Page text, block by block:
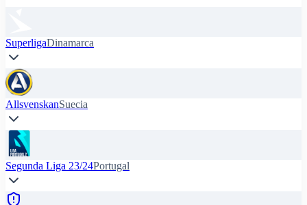
SuperligaDinamarca
AllsvenskanSuecia
Segunda Liga 23/24Portugal